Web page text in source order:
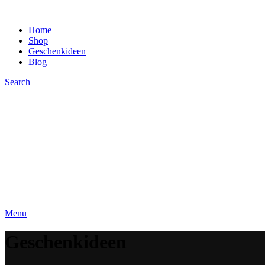
Home
Shop
Geschenkideen
Blog
Search
Menu